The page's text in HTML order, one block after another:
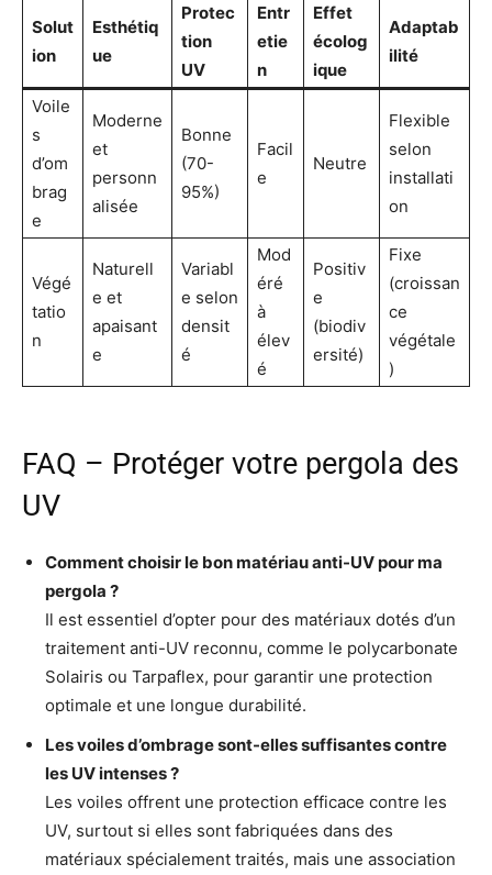
Solut
ion
Esthétiq
ue
Protec
tion
UV
Entr
etie
n
Effet
écolog
ique
Adaptab
ilité
Voile
s
d’om
brag
e
Moderne
et
personn
alisée
Bonne
(70-
95%)
Facil
e
Neutre
Flexible
selon
installati
on
Végé
tatio
n
Naturell
e et
apaisant
e
Variabl
e selon
densit
é
Mod
éré
à
élev
é
Positiv
e
(biodiv
ersité)
Fixe
(croissan
ce
végétale
)
FAQ – Protéger votre pergola des
UV
Comment choisir le bon matériau anti-UV pour ma
pergola ?
Il est essentiel d’opter pour des matériaux dotés d’un
traitement anti-UV reconnu, comme le polycarbonate
Solairis ou Tarpaflex, pour garantir une protection
optimale et une longue durabilité.
Les voiles d’ombrage sont-elles suffisantes contre
les UV intenses ?
Les voiles offrent une protection efficace contre les
UV, surtout si elles sont fabriquées dans des
matériaux spécialement traités, mais une association